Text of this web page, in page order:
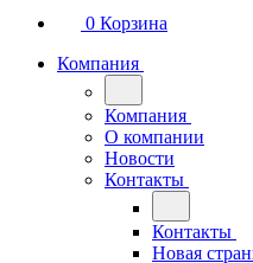
0 Корзина
Компания
Компания
О компании
Новости
Контакты
Контакты
Новая